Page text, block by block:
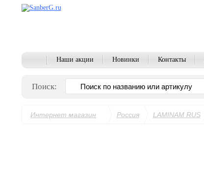
Наши акции Новинки Контакты
Поиск:
Интернет магазин Россия LAMINAM RUS